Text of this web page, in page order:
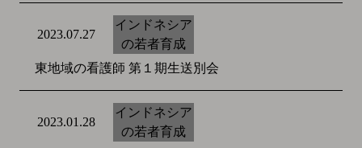
2023.07.27
インドネシア
の若者育成
東地域の看護師 第１期生送別会
2023.01.28
インドネシア
の若者育成